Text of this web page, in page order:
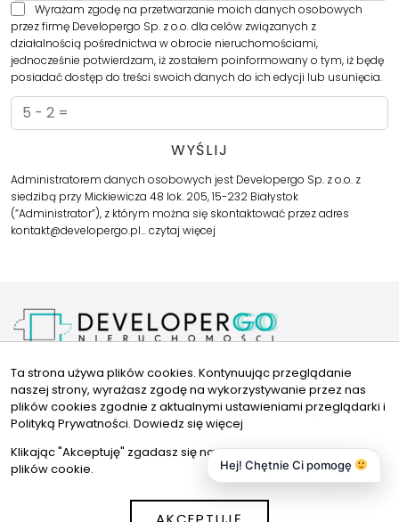
Wyrażam zgodę na przetwarzanie moich danych osobowych
przez firmę Developergo Sp. z o.o. dla celów związanych z
działalnością pośrednictwa w obrocie nieruchomościami,
jednocześnie potwierdzam, iż zostałem poinformowany o tym, iż będę
posiadać dostęp do treści swoich danych do ich edycji lub usunięcia.
Administratorem danych osobowych jest Developergo Sp. z o.o. z
siedzibą przy Mickiewicza 48 lok. 205, 15-232 Białystok
(“Administrator”), z którym można się skontaktować przez adres
kontakt@developergo.pl…czytaj więcej
Polityka Prywatności
FAQ
Kontakt
kontakt@developergo.pl
Znajdziesz nas tu
Ta strona używa plików cookies. Kontynuując przeglądanie
naszej strony, wyrażasz zgodę na wykorzystywanie przez nas
plików cookies zgodnie z aktualnymi ustawieniami przeglądarki i
Polityką Prywatności. Dowiedz się więcej
Klikając "Akceptuję" zgadasz się na wykorzystywanie przez nas
plików cookie.
Hej! Chętnie Ci pomogę